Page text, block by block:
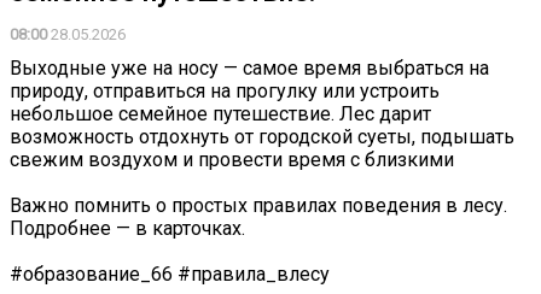
08:0028.05.2026
Выходные уже на носу — самое время выбраться на
природу, отправиться на прогулку или устроить
небольшое семейное путешествие. Лес дарит
возможность отдохнуть от городской суеты, подышать
свежим воздухом и провести время с близкими
Важно помнить о простых правилах поведения в лесу.
Подробнее — в карточках.
#образование_66 #правила_влесу